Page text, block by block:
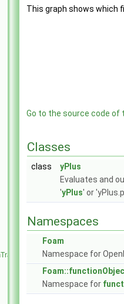
This graph shows which
Go to the source code of
Classes
class
yPlus
Evaluates and
'yPlus' or
Namespaces
Foam
Namespace for
Namespace for